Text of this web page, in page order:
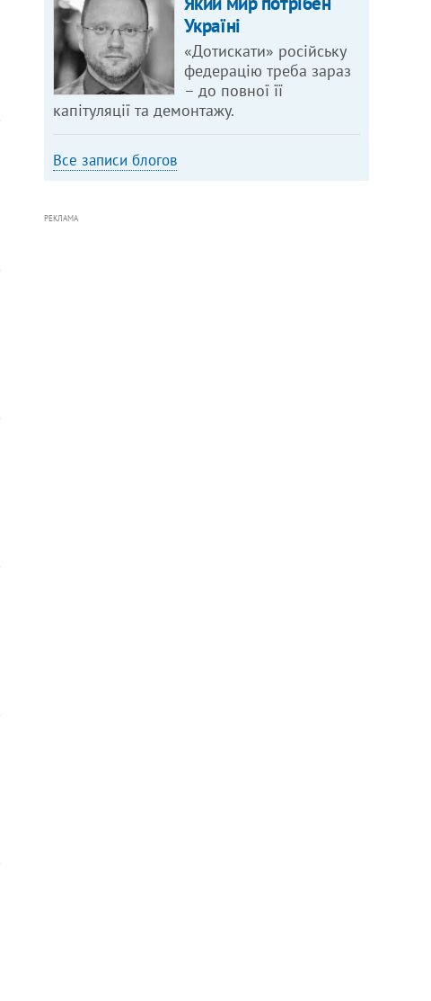
Україні
«Дотискати» російську
федерацію треба зараз
– до повної її
капітуляції та демонтажу.
Все записи блогов
РЕКЛАМА